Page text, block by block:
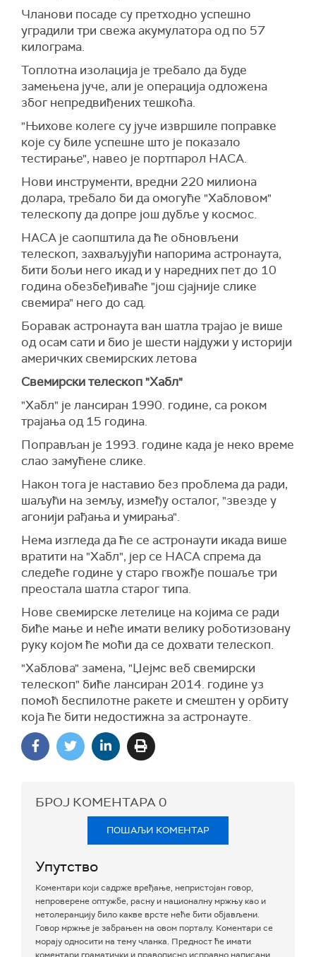
Чланови посаде су претходно успешно
уградили три свежа акумулатора од по 57
килограма.
Топлотна изолација је требало да буде
замењена јуче, али је операција одложена
због непредвиђених тешкоћа.
"Њихове колеге су јуче извршиле поправке
које су биле успешне што је показало
тестирање", навео је портпарол НАСА.
Нови инструменти, вредни 220 милиона
долара, требало би да омогуће "Хабловом"
телескопу да допре још дубље у космос.
НАСА је саопштила да ће обновљени
телескоп, захваљујући напорима астронаута,
бити бољи него икад и у наредних пет до 10
година обезбеђиваће "још сјајније слике
свемира" него до сад.
Боравак астронаута ван шатла трајао је више
од осам сати и био је шести најдужи у историји
америчких свемирских летова
Свемирски телескоп "Хабл"
"Хабл" је лансиран 1990. године, са роком
трајања од 15 година.
Поправљан је 1993. године када је неко време
слао замућене слике.
Након тога је наставио без проблема да ради,
шаљући на земљу, између осталог, "звезде у
агонији рађања и умирања".
Нема изгледа да ће се астронаути икада више
вратити на "Хабл", јер се НАСА спрема да
следеће године у старо гвожђе пошаље три
преостала шатла старог типа.
Нове свемирске летелице на којима се ради
биће мање и неће имати велику роботизовану
руку којом ће моћи да се дохвати телескоп.
"Хаблова" замена, "Џејмс веб свемирски
телескоп" биће лансиран 2014. године уз
помоћ беспилотне ракете и смештен у орбиту
која ће бити недостижна за астронауте.
БРОЈ КОМЕНТАРА0
ПОШАЉИ КОМЕНТАР
Упутство
Коментари који садрже вређање, непристојан говор,
непроверене оптужбе, расну и националну мржњу као и
нетолеранцију било какве врсте неће бити објављени.
Говор мржње је забрањен на овом порталу. Коментари се
морају односити на тему чланка. Предност ће имати